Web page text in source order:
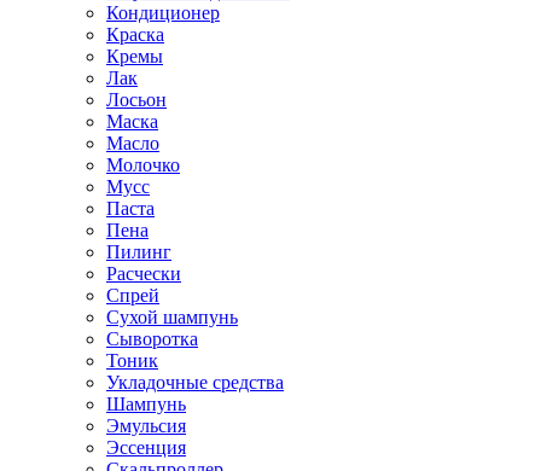
Кондиционер
Краска
Кремы
Лак
Лосьон
Маска
Масло
Молочко
Мусс
Паста
Пена
Пилинг
Расчески
Спрей
Сухой шампунь
Сыворотка
Тоник
Укладочные средства
Шампунь
Эмульсия
Эссенция